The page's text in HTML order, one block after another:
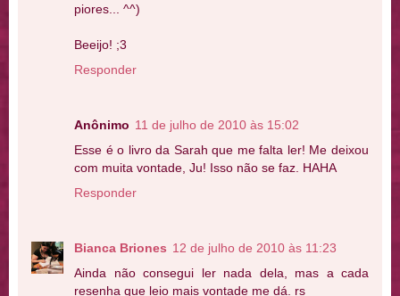
piores... ^^)
Beeijo! ;3
Responder
Anônimo 11 de julho de 2010 às 15:02
Esse é o livro da Sarah que me falta ler! Me deixou
com muita vontade, Ju! Isso não se faz. HAHA
Responder
Bianca Briones 12 de julho de 2010 às 11:23
Ainda não consegui ler nada dela, mas a cada
resenha que leio mais vontade me dá. rs